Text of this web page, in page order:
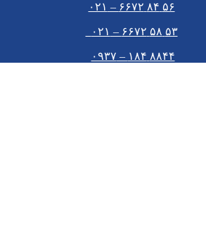
۵۶ ۸۴ ۶۶۷۲ – ۰۲۱
۵۳ ۵۸ ۶۶۷۲ – ۰۲۱
۸۸۴۴ ۱۸۴ – ۰۹۳۷